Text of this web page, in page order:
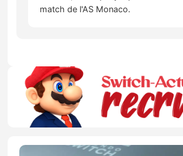
match de l'AS Monaco.